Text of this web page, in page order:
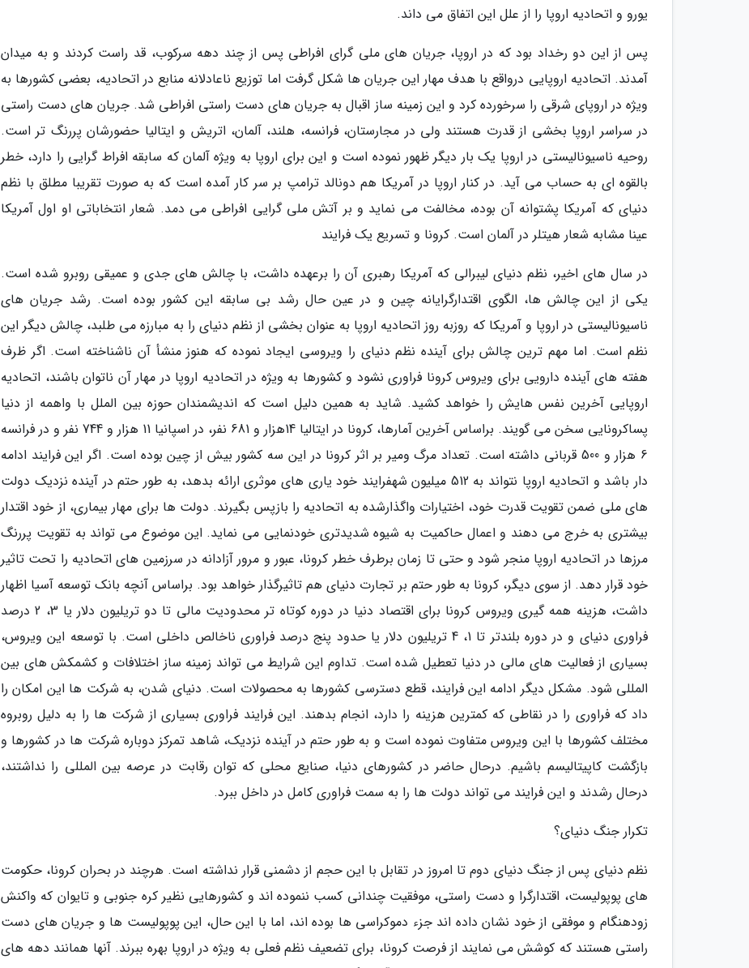
یورو و اتحادیه اروپا را از علل این اتفاق می داند.
پس از این دو رخداد بود که در اروپا، جریان های ملی گرای افراطی پس از چند دهه سرکوب، قد راست کردند و به میدان
آمدند. اتحادیه اروپایی درواقع با هدف مهار این جریان ها شکل گرفت اما توزیع ناعادلانه منابع در اتحادیه، بعضی کشورها به
ویژه در اروپای شرقی را سرخورده کرد و این زمینه ساز اقبال به جریان های دست راستی افراطی شد. جریان های دست راستی
در سراسر اروپا بخشی از قدرت هستند ولی در مجارستان، فرانسه، هلند، آلمان، اتریش و ایتالیا حضورشان پررنگ تر است.
روحیه ناسیونالیستی در اروپا یک بار دیگر ظهور نموده است و این برای اروپا به ویژه آلمان که سابقه افراط گرایی را دارد، خطر
بالقوه ای به حساب می آید. در کنار اروپا در آمریکا هم دونالد ترامپ بر سر کار آمده است که به صورت تقریبا مطلق با نظم
دنیای که آمریکا پشتوانه آن بوده، مخالفت می نماید و بر آتش ملی گرایی افراطی می دمد. شعار انتخاباتی او اول آمریکا
عینا مشابه شعار هیتلر در آلمان است. کرونا و تسریع یک فرایند
در سال های اخیر، نظم دنیای لیبرالی که آمریکا رهبری آن را برعهده داشت، با چالش های جدی و عمیقی روبرو شده است.
یکی از این چالش ها، الگوی اقتدارگرایانه چین و در عین حال رشد بی سابقه این کشور بوده است. رشد جریان های
ناسیونالیستی در اروپا و آمریکا که روزبه روز اتحادیه اروپا به عنوان بخشی از نظم دنیای را به مبارزه می طلبد، چالش دیگر این
نظم است. اما مهم ترین چالش برای آینده نظم دنیای را ویروسی ایجاد نموده که هنوز منشأ آن ناشناخته است. اگر ظرف
هفته های آینده دارویی برای ویروس کرونا فراوری نشود و کشورها به ویژه در اتحادیه اروپا در مهار آن ناتوان باشند، اتحادیه
اروپایی آخرین نفس هایش را خواهد کشید. شاید به همین دلیل است که اندیشمندان حوزه بین الملل با واهمه از دنیا
پساکرونایی سخن می گویند. براساس آخرین آمارها، کرونا در ایتالیا 14هزار و 681 نفر، در اسپانیا 11 هزار و 744 نفر و در فرانسه
6 هزار و 500 قربانی داشته است. تعداد مرگ ومیر بر اثر کرونا در این سه کشور بیش از چین بوده است. اگر این فرایند ادامه
دار باشد و اتحادیه اروپا نتواند به 512 میلیون شهفرایند خود یاری های موثری ارائه بدهد، به طور حتم در آینده نزدیک دولت
های ملی ضمن تقویت قدرت خود، اختیارات واگذارشده به اتحادیه را بازپس بگیرند. دولت ها برای مهار بیماری، از خود اقتدار
بیشتری به خرج می دهند و اعمال حاکمیت به شیوه شدیدتری خودنمایی می نماید. این موضوع می تواند به تقویت پررنگ
مرزها در اتحادیه اروپا منجر شود و حتی تا زمان برطرف خطر کرونا، عبور و مرور آزادانه در سرزمین های اتحادیه را تحت تاثیر
خود قرار دهد. از سوی دیگر، کرونا به طور حتم بر تجارت دنیای هم تاثیرگذار خواهد بود. براساس آنچه بانک توسعه آسیا اظهار
داشت، هزینه همه گیری ویروس کرونا برای اقتصاد دنیا در دوره کوتاه تر محدودیت مالی تا دو تریلیون دلار یا 3، 2 درصد
فراوری دنیای و در دوره بلندتر تا 1، 4 تریلیون دلار یا حدود پنج درصد فراوری ناخالص داخلی است. با توسعه این ویروس،
بسیاری از فعالیت های مالی در دنیا تعطیل شده است. تداوم این شرایط می تواند زمینه ساز اختلافات و کشمکش های بین
المللی شود. مشکل دیگر ادامه این فرایند، قطع دسترسی کشورها به محصولات است. دنیای شدن، به شرکت ها این امکان را
داد که فراوری را در نقاطی که کمترین هزینه را دارد، انجام بدهند. این فرایند فراوری بسیاری از شرکت ها را به دلیل روبروه
مختلف کشورها با این ویروس متفاوت نموده است و به طور حتم در آینده نزدیک، شاهد تمرکز دوباره شرکت ها در کشورها و
بازگشت کاپیتالیسم باشیم. درحال حاضر در کشورهای دنیا، صنایع محلی که توان رقابت در عرصه بین المللی را نداشتند،
درحال رشدند و این فرایند می تواند دولت ها را به سمت فراوری کامل در داخل ببرد.
تکرار جنگ دنیای؟
نظم دنیای پس از جنگ دنیای دوم تا امروز در تقابل با این حجم از دشمنی قرار نداشته است. هرچند در بحران کرونا، حکومت
های پوپولیست، اقتدارگرا و دست راستی، موفقیت چندانی کسب ننموده اند و کشورهایی نظیر کره جنوبی و تایوان که واکنش
زودهنگام و موفقی از خود نشان داده اند جزء دموکراسی ها بوده اند، اما با این حال، این پوپولیست ها و جریان های دست
راستی هستند که کوشش می نمایند از فرصت کرونا، برای تضعیف نظم فعلی به ویژه در اروپا بهره ببرند. آنها همانند دهه های